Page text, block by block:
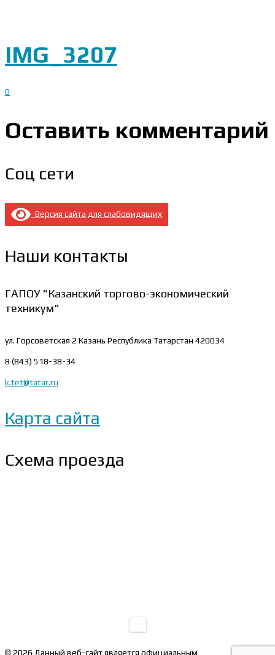
IMG_3207
0
Оставить комментарий
Соц сети
Версия сайта для слабовидящих
Наши контакты
ГАПОУ "Казанский торгово-экономический
техникум"
ул. Горсоветская 2 Казань Республика Татарстан 420034
8 (843) 518-38-34
k.tet@tatar.ru
Карта сайта
Схема проезда
© 2026 Данный веб-сайт является официальным